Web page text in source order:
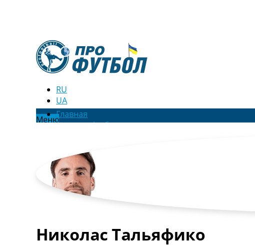
RU
UA
МенюГлавная
Новости футбола
Новости футбола Украины
Последние комментарии
Конкурс прогнозов
Логин
Рейтинги
Турниры
Николас Тальяфико